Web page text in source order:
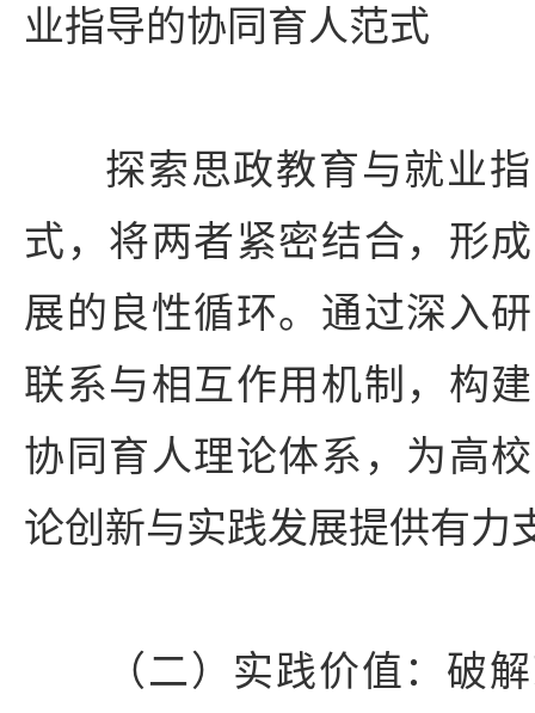
业指导的协同育人范式
探索思政教育与就业
式，将两者紧密结合，形
展的良性循环。通过深入
联系与相互作用机制，构
协同育人理论体系，为高
论创新与实践发展提供有力
（二）实践价值：破